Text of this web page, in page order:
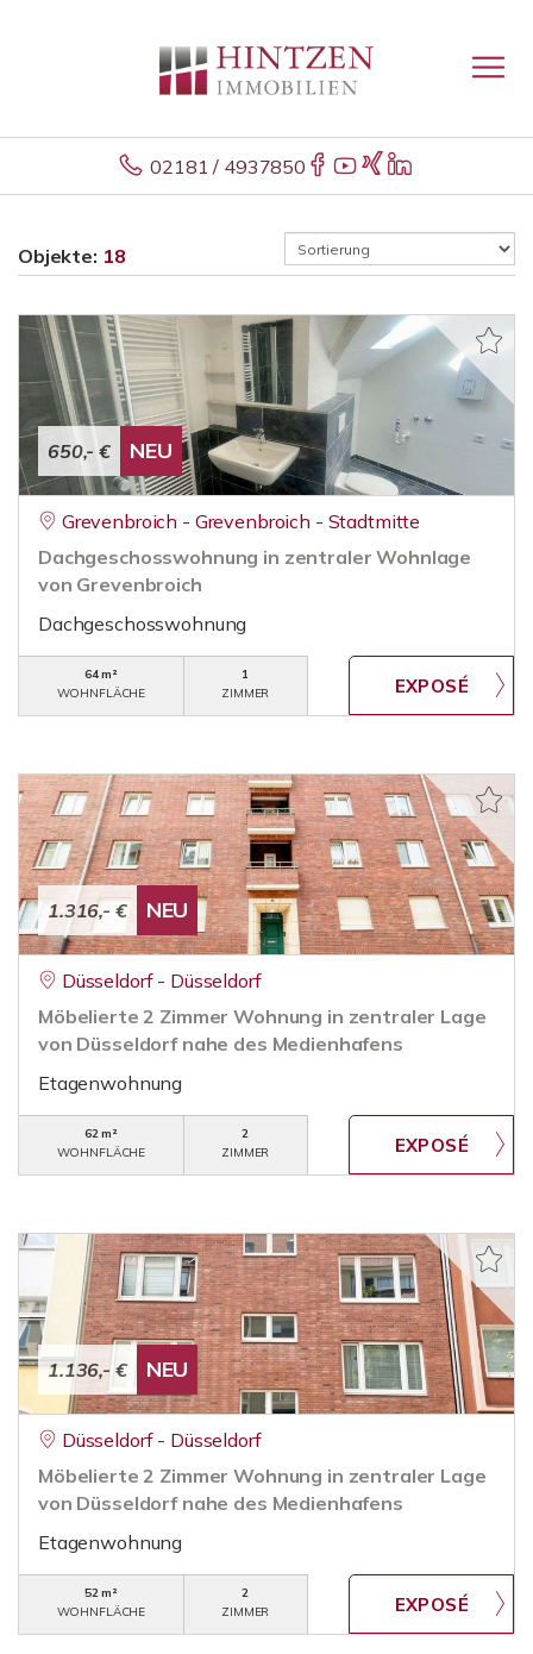
02181 / 4937850
Objekte: 18
650,- € NEU
Grevenbroich - Grevenbroich - Stadtmitte
Dachgeschosswohnung in zentraler Wohnlage
von Grevenbroich
Dachgeschosswohnung
64 m²
WOHNFLÄCHE
1
ZIMMER
1.316,- € NEU
Düsseldorf - Düsseldorf
Möbelierte 2 Zimmer Wohnung in zentraler Lage
von Düsseldorf nahe des Medienhafens
Etagenwohnung
62 m²
WOHNFLÄCHE
2
ZIMMER
1.136,- € NEU
Düsseldorf - Düsseldorf
Möbelierte 2 Zimmer Wohnung in zentraler Lage
von Düsseldorf nahe des Medienhafens
Etagenwohnung
52 m²
WOHNFLÄCHE
2
ZIMMER